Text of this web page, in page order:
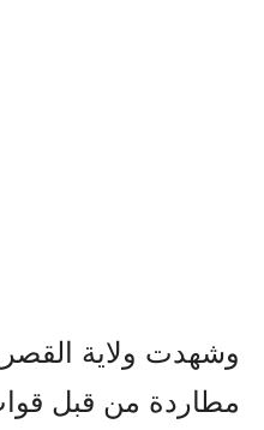
وشهدت ولاية
مطاردة من قبل